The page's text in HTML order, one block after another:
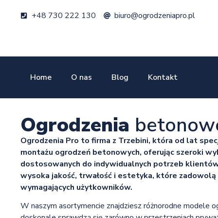
+48 730 222 130 biuro@ogrodzeniapro.pl
Home O nas Blog Kontakt
Ogrodzenia
Ogrodzenia Pro to firma z Trzebini, która od lat
montażu ogrodzeń betonowych, oferując szeroki
dostosowanych do indywidualnych potrzeb
wysoka jakość, trwałość i estetyka, które
wymagających użytkowników.
W naszym asortymencie znajdziesz różnorodne modele